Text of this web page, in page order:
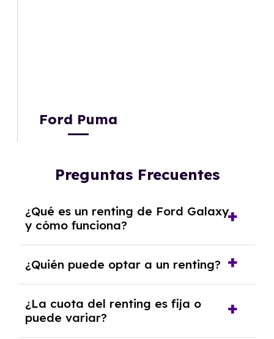
Ford Puma
Preguntas Frecuentes
¿Qué es un renting de Ford Galaxy
y cómo funciona?
Elrenting de Ford Galaxyes una modalidad
tener que preocuparte por los gastos
adicionales. Incluye todos los costes de
reparaciones, mantenimientos, asistencia en
¿Quién puede optar a un renting?
Tantoempresas, autónomoscomo
particularespueden optar a un renting. Las
¿La cuota del renting es fija o
puede variar?